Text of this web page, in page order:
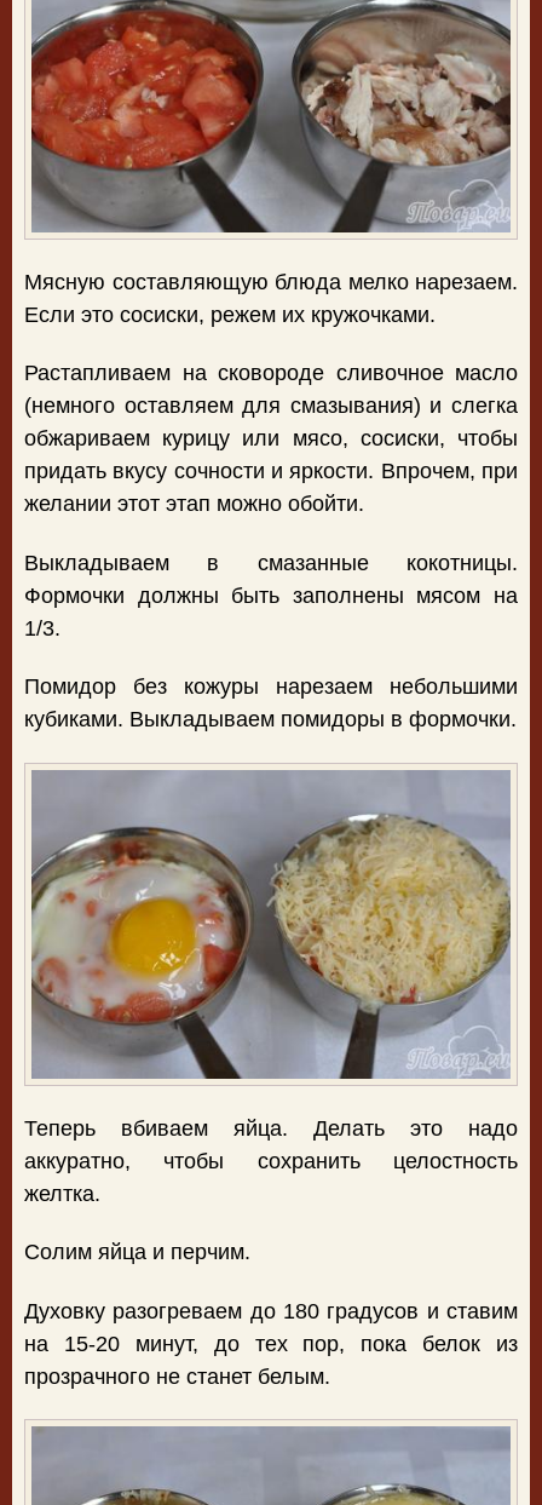
Мясную составляющую блюда мелко нарезаем.
Если это сосиски, режем их кружочками.
Растапливаем на сковороде сливочное масло
(немного оставляем для смазывания) и слегка
обжариваем курицу или мясо, сосиски, чтобы
придать вкусу сочности и яркости. Впрочем, при
желании этот этап можно обойти.
Выкладываем в смазанные кокотницы.
Формочки должны быть заполнены мясом на
1/3.
Помидор без кожуры нарезаем небольшими
кубиками. Выкладываем помидоры в формочки.
Теперь вбиваем яйца. Делать это надо
аккуратно, чтобы сохранить целостность
желтка.
Солим яйца и перчим.
Духовку разогреваем до 180 градусов и ставим
на 15-20 минут, до тех пор, пока белок из
прозрачного не станет белым.